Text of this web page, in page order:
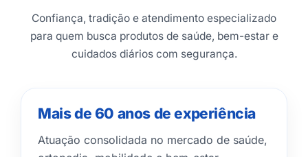
Confiança, tradição e atendimento especializado
para quem busca produtos de saúde, bem-estar e
cuidados diários com segurança.
Mais de 60 anos de experiência
Atuação consolidada no mercado de saúde,